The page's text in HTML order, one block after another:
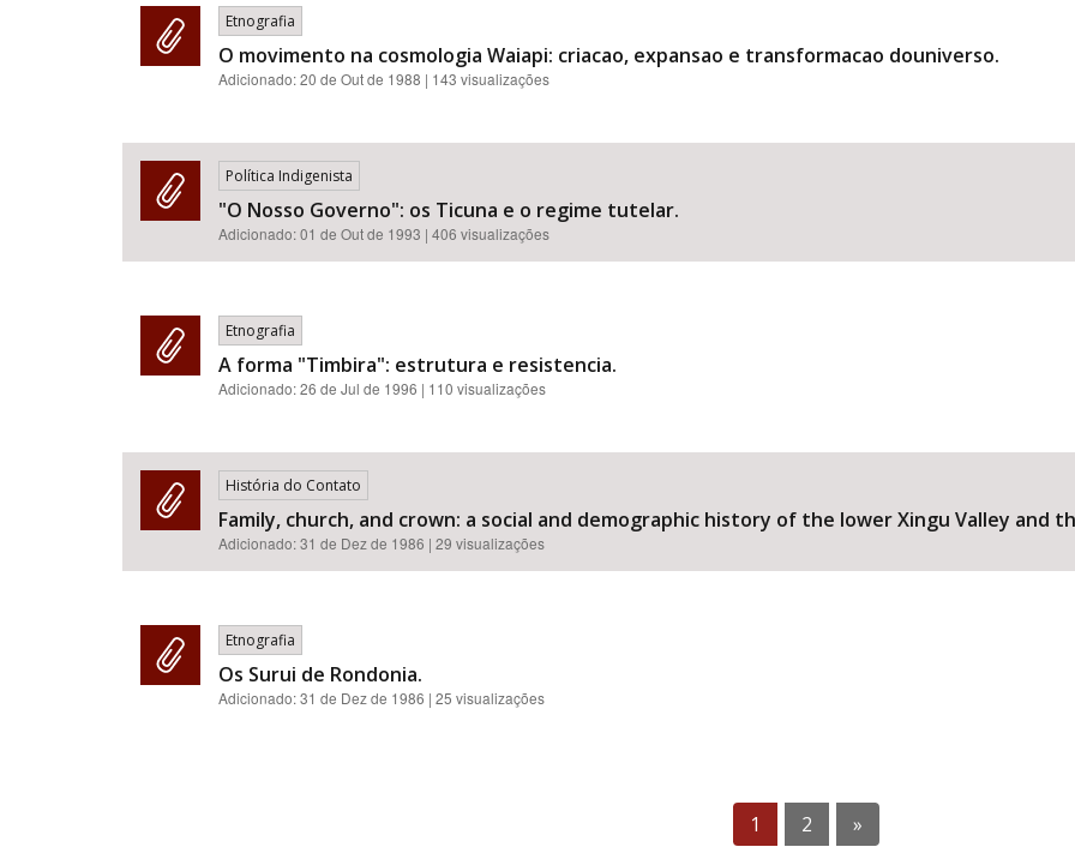
Etnografia
O movimento na cosmologia Waiapi: criacao, expansao e transformacao douniverso.
Adicionado:20 de Out de 1988 | 143 visualizações
Política Indigenista
"O Nosso Governo": os Ticuna e o regime tutelar.
Adicionado:01 de Out de 1993 | 406 visualizações
Etnografia
A forma "Timbira": estrutura e resistencia.
Adicionado:26 de Jul de 1996 | 110 visualizações
História do Contato
Family, church, and crown: a social and demographic history of the lower Xingu Valley and
Adicionado:31 de Dez de 1986 | 29 visualizações
Etnografia
Os Surui de Rondonia.
Adicionado:31 de Dez de 1986 | 25 visualizações
1 2 »